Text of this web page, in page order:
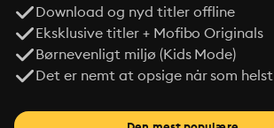
Download og nyd titler offline
Eksklusive titler + Mofibo Originals
Børnevenligt miljø (Kids Mode)
Det er nemt at opsige når som helst